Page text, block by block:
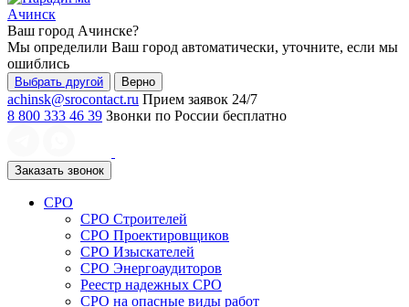
Ачинск
Ваш город Ачинске?
Мы определили Ваш город автоматически, уточните, если мы
ошиблись
Выбрать другой Верно
achinsk@srocontact.ru Прием заявок 24/7
8 800 333 46 39 Звонки по России бесплатно
Заказать звонок
СРО
СРО Строителей
СРО Проектировщиков
СРО Изыскателей
СРО Энергоаудиторов
Реестр надежных СРО
СРО на опасные виды работ